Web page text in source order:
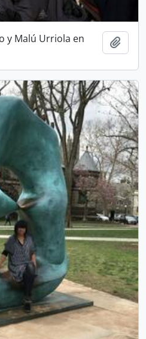
y Malú Urriola en